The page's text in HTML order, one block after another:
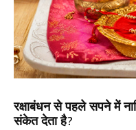
रक्षाबंधन से पहले सपने में
संकेत देता है?